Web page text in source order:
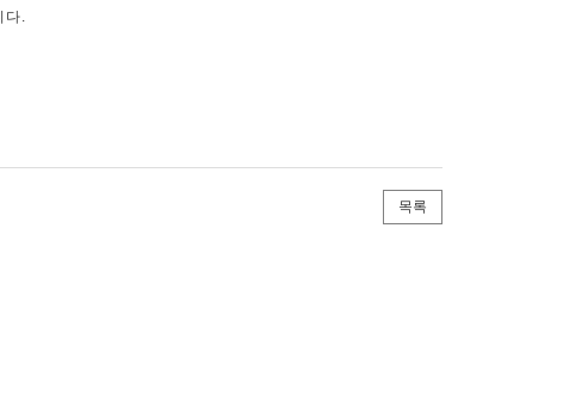
다.
목록